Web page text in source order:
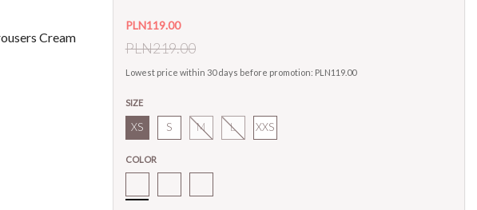
PLN119.00
PLN219.00
Lowest price within 30 days before promotion: PLN119.00
SIZE
XS S M L XXS
COLOR
Spodnie